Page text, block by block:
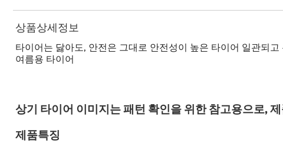
상품상세정보
타이어는 닳아도, 안전은 그대로 안전성이 높은 타이어 일관되
여름용 타이어
상기 타이어 이미지는 패턴 확인을 위한 참고용으로,
제품특징